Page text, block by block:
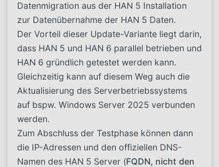
Datenmigration aus der HAN 5 Installation
zur Datenübernahme der HAN 5 Daten.
Der Vorteil dieser Update-Variante liegt darin,
dass HAN 5 und HAN 6 parallel betrieben und
HAN 6 gründlich getestet werden kann.
Gleichzeitig kann auf diesem Weg auch die
Aktualisierung des Serverbetriebssystems
auf bspw. Windows Server 2025 verbunden
werden.
Zum Abschluss der Testphase können dann
die IP-Adressen und den offiziellen DNS-
Namen des HAN 5 Server (FQDN, nicht den